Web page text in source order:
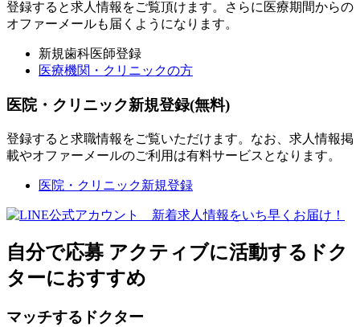
登録すると求人情報をご覧頂けます。さらに医療期間からの
オファーメールも届くようになります。
新規歯科医師登録
医療機関・クリニックの方
医院・クリニック新規登録(無料)
登録すると求職情報をご覧いただけます。なお、求人情報掲
載やオファーメールのご利用は有料サービスとなります。
医院・クリニック新規登録
自分で応募 アクティブに活動するドク
ターにおすすめ
マッチするドクター